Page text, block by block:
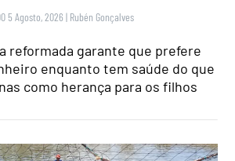
5 Agosto, 2026 | Rubén Gonçalves
reformada garante que prefere
enquanto tem saúde do que
como herança para os filhos